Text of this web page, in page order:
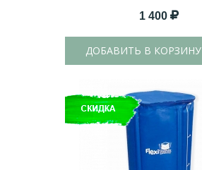
1 400
ДОБАВИТЬ В КОРЗИНУ